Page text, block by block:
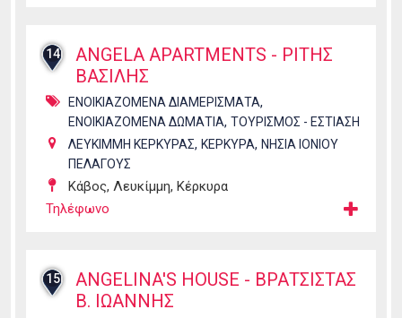
14
ANGELA APARTMENTS - ΡΙΤΗΣ
ΒΑΣΙΛΗΣ
ΕΝΟΙΚΙΑΖΟΜΕΝΑ ΔΙΑΜΕΡΙΣΜΑΤΑ,
ΕΝΟΙΚΙΑΖΟΜΕΝΑ ΔΩΜΑΤΙΑ, ΤΟΥΡΙΣΜΟΣ - ΕΣΤΙΑΣΗ
ΛΕΥΚΙΜΜΗ ΚΕΡΚΥΡΑΣ, ΚΕΡΚΥΡΑ, ΝΗΣΙΑ ΙΟΝΙΟΥ
ΠΕΛΑΓΟΥΣ
Κάβος, Λευκίμμη, Κέρκυρα
Τηλέφωνο
15
ANGELINA'S HOUSE - ΒΡΑΤΣΙΣΤΑΣ
Β. ΙΩΑΝΝΗΣ